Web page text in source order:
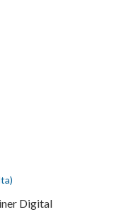
Digital